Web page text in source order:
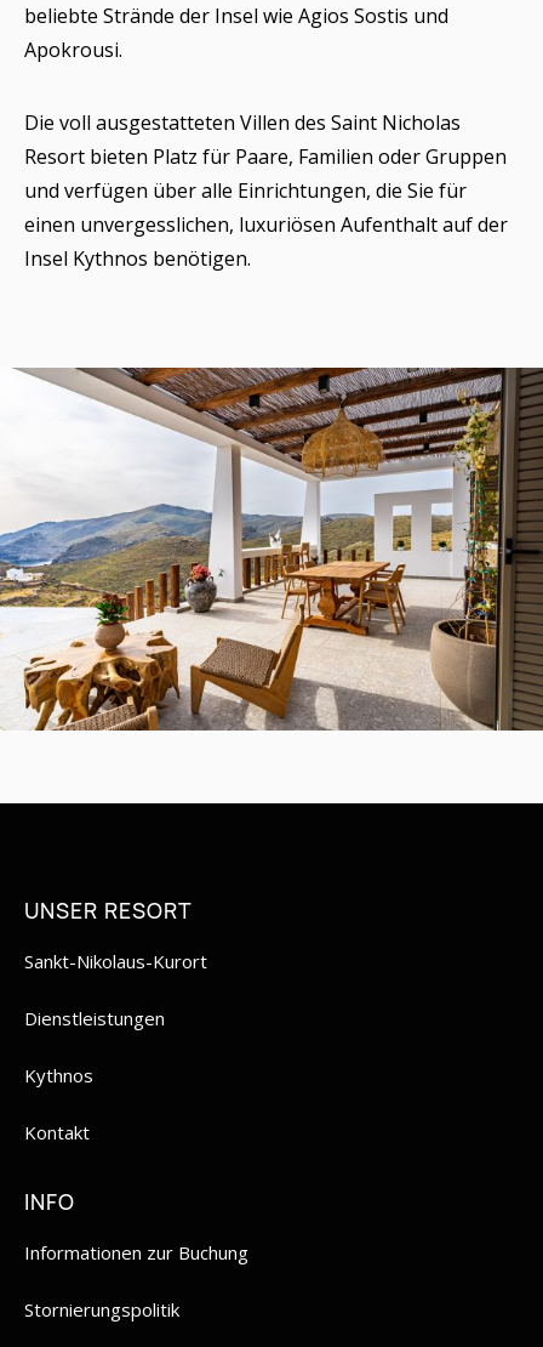
beliebte Strände der Insel wie Agios Sostis und
Apokrousi.
Die voll ausgestatteten Villen des Saint Nicholas
Resort bieten Platz für Paare, Familien oder Gruppen
und verfügen über alle Einrichtungen, die Sie für
einen unvergesslichen, luxuriösen Aufenthalt auf der
Insel Kythnos benötigen.
UNSER RESORT
Sankt-Nikolaus-Kurort
Dienstleistungen
Kythnos
Kontakt
INFO
Informationen zur Buchung
Stornierungspolitik